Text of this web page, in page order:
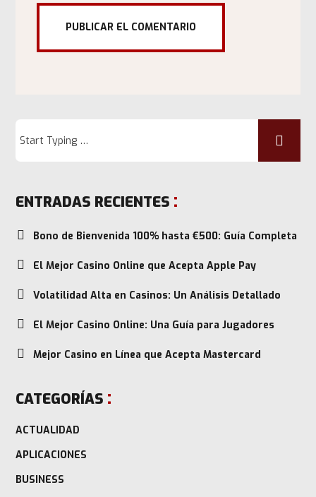
ENTRADAS RECIENTES
Bono de Bienvenida 100% hasta €500: Guía Completa
El Mejor Casino Online que Acepta Apple Pay
Volatilidad Alta en Casinos: Un Análisis Detallado
El Mejor Casino Online: Una Guía para Jugadores
Mejor Casino en Línea que Acepta Mastercard
CATEGORÍAS
ACTUALIDAD
APLICACIONES
BUSINESS